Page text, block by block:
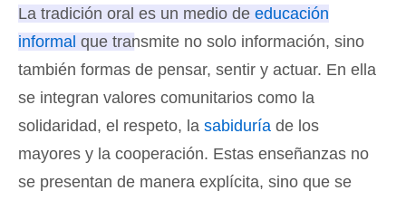
La tradición oral es un medio de educación
informal que transmite no solo información, sino
también formas de pensar, sentir y actuar. En ella
se integran valores comunitarios como la
solidaridad, el respeto, la sabiduría de los
mayores y la cooperación. Estas enseñanzas no
se presentan de manera explícita, sino que se